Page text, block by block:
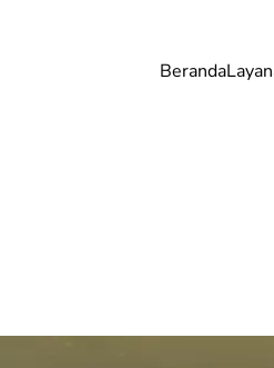
Beranda